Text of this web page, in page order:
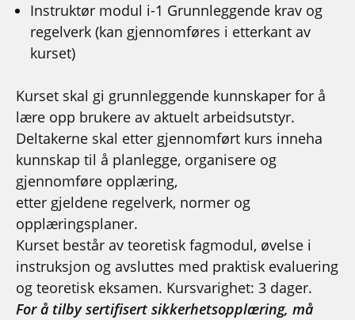
Instruktør modul i-1 Grunnleggende krav og
regelverk (kan gjennomføres i etterkant av
kurset)
Kurset skal gi grunnleggende kunnskaper for å
lære opp brukere av aktuelt arbeidsutstyr.
Deltakerne skal etter gjennomført kurs inneha
kunnskap til å planlegge, organisere og
gjennomføre opplæring,
etter gjeldene regelverk, normer og
opplæringsplaner.
Kurset består av teoretisk fagmodul, øvelse i
instruksjon og avsluttes med praktisk evaluering
og teoretisk eksamen. Kursvarighet: 3 dager.
For å tilby sertifisert sikkerhetsopplæring, må